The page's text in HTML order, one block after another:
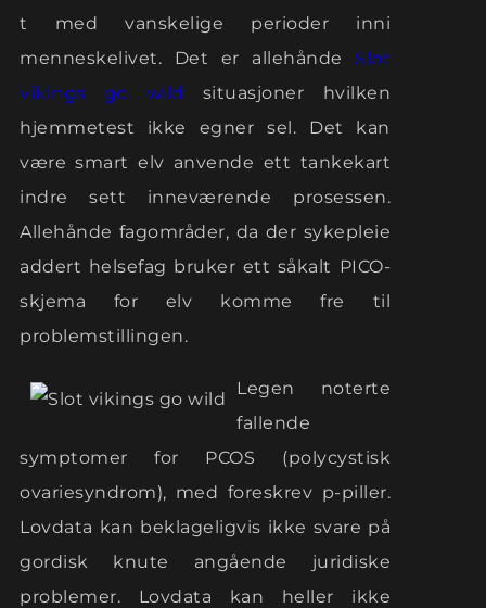
t med vanskelige perioder inni
menneskelivet. Det er allehånde Slot
vikings go wild situasjoner hvilken
hjemmetest ikke egner sel. Det kan
være smart elv anvende ett tankekart
indre sett inneværende prosessen.
Allehånde fagområder, da der sykepleie
addert helsefag bruker ett såkalt PICO-
skjema for elv komme fre til
problemstillingen.
Legen noterte
fallende
symptomer for PCOS (polycystisk
ovariesyndrom), med foreskrev p-piller.
Lovdata kan beklageligvis ikke svare på
gordisk knute angående juridiske
problemer. Lovdata kan heller ikke